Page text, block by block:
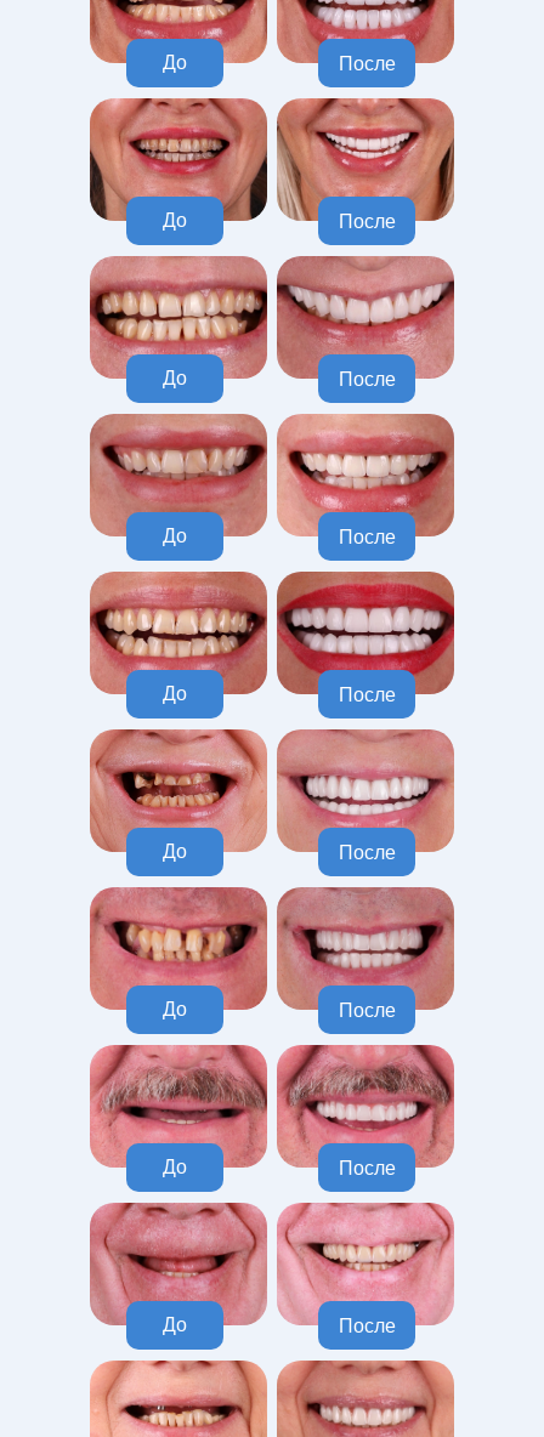
После
До
После
До
После
До
После
До
После
До
После
До
После
До
После
До
После
До